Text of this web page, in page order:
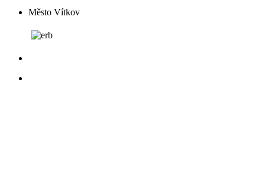
Město Vítkov